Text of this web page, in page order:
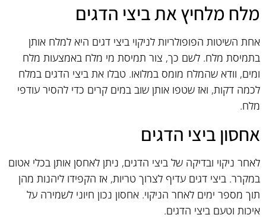
מלח מלחיץ את ביצי הדגים
אחת השיטות הפופולריות לניקוי ביצי דגים היא למלח אותן
בתמיסת מלח. לשם כך, צור תמיסת מי מלח באמצעות מלח
ומים, וודא שהמלח מומס במלואו. טבלו את ביצי הדגים במלח
לכמה דקות, ואז שטפו אותן שוב במים קרים כדי להסיר עודפי
מלח.
אחסון ביצי הדגים
לאחר ניקוי ובדיקה של ביצי הדגים, ניתן לאחסן אותן בכלי אטום
במקרר. ביצי דגים עדיף לצרוך טריות, אז הקפידו ליהנות מהן
תוך מספר ימים לאחר הניקוי. אחסון נכון חיוני לשמירה על
איכות וטעם ביצי הדגים.